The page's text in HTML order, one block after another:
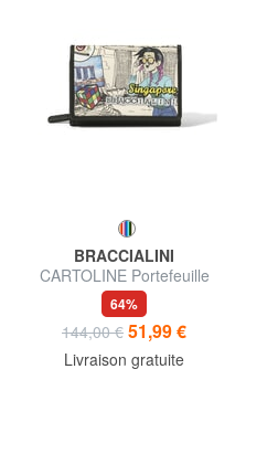
BRACCIALINI
CARTOLINE Portefeuille
moyen SINGAPOUR
64%
144,00 € 51,99 €
Livraison gratuite